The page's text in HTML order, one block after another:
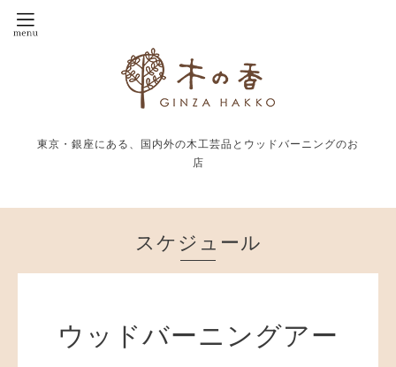
東京・銀座にある、国内外の木工芸品とウッドバーニングのお
店
スケジュール
ウッドバーニングアー